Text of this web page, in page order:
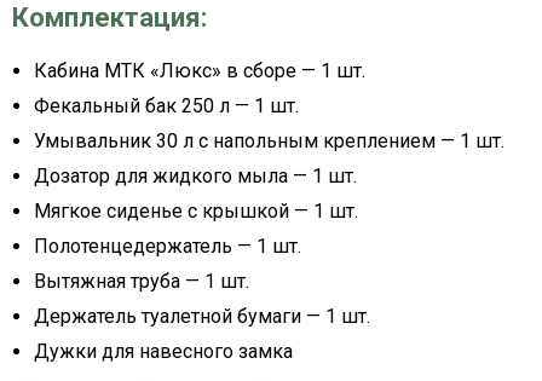
Комплектация:
Кабина МТК «Люкс» в сборе — 1 шт.
Фекальный бак 250 л — 1 шт.
Умывальник 30 л с напольным креплением — 1 шт.
Дозатор для жидкого мыла — 1 шт.
Мягкое сиденье с крышкой — 1 шт.
Полотенцедержатель — 1 шт.
Вытяжная труба — 1 шт.
Держатель туалетной бумаги — 1 шт.
Дужки для навесного замка